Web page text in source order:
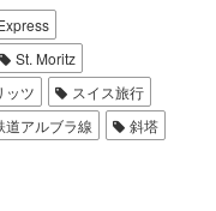
St. Moritz
ッツ
スイス旅行
道アルブラ線
斜塔